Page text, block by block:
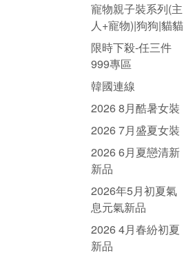
寵物親子裝系列(主
人+寵物)|狗狗|貓貓
限時下殺-任三件
999專區
韓國連線
2026 8月酷暑女裝
2026 7月盛夏女裝
2026 6月夏戀清新
新品
2026年5月初夏氣
息元氣新品
2026 4月春紛初夏
新品